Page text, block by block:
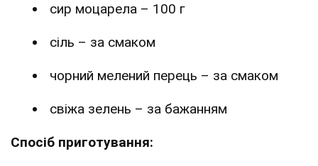
сир моцарела – 100 г
сіль – за смаком
чорний мелений перець – за смаком
свіжа зелень – за бажанням
Спосіб приготування: